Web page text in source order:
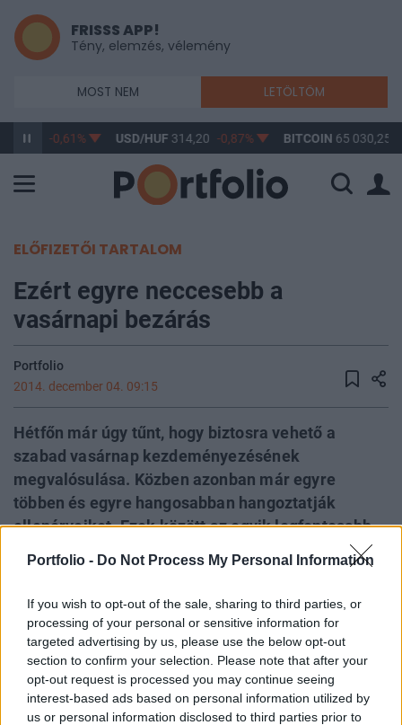
Portfolio - Do Not Process My Personal Information
If you wish to opt-out of the sale, sharing to third parties, or
processing of your personal or sensitive information for
targeted advertising by us, please use the below opt-out
section to confirm your selection. Please note that after your
opt-out request is processed you may continue seeing
interest-based ads based on personal information utilized by
us or personal information disclosed to third parties prior to
FRISSS APP!
Tény, elemzés, vélemény
MOST NEM LETÖLTÖM
363,17 -0,61% USD/HUF314,20 -0,87% BITCOIN65 030,25
ELŐFIZETŐI TARTALOM
Ezért egyre neccesebb a
vasárnapi bezárás
Portfolio
2014. december 04. 09:15
Hétfőn már úgy tűnt, hogy biztosra vehető a
szabad vasárnap kezdeményezésének
megvalósulása. Közben azonban már egyre
többen és egyre hangosabban hangoztatják
ellenérveiket. Ezek között az egyik legfontosabb,
(veszteséges működés betiltásának előírása,
élelmiszerlánc-felügyeleti díj, egyéb
adómódosítások) büntetőjellegűek és ezek
összességében már komoly veszélyt jelentenek a
foglalkoztatottságra. Mindezek ismeretében
kezdődött meg szerdai éjjel (!) a törvényjavaslat
általános vitája a parlamentben.